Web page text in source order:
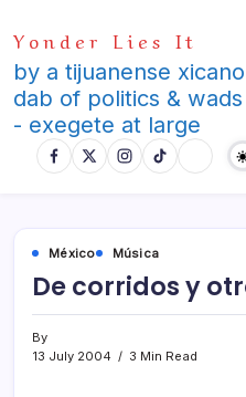
to
content
Yonder Lies It
by a tijuanense
dab of politics &
- exegete at large
México Música
De corridos y
By
13 July 2004
3 Min Read